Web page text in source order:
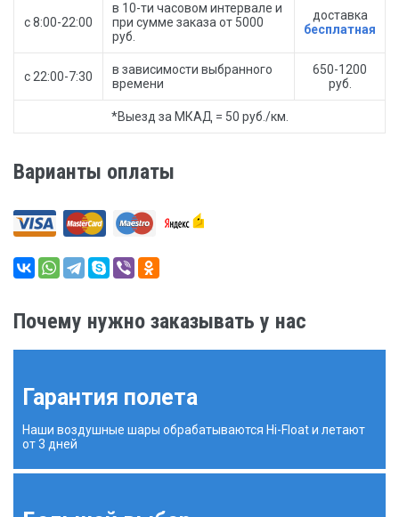
с 8:00-22:00
в 10-ти часовом интервале и
при сумме заказа от 5000
руб.
доставка
бесплатная
с 22:00-7:30
в зависимости выбранного
времени
650-1200
руб.
*Выезд за МКАД = 50 руб./км.
Варианты оплаты
Почему нужно заказывать у нас
Гарантия полета
Наши воздушные шары обрабатываются Hi-Float и летают
от 3 дней